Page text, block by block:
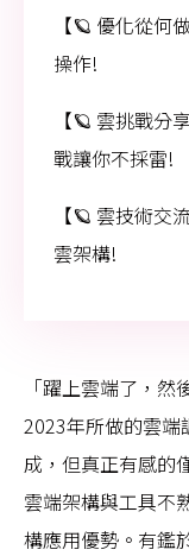
【🪐 優化從何
操作!
【🪐 雲挑戰分
戰讓你不採雷!
【🪐 雲技術交
雲架構!
「躍上雲端了，
2023年所做的雲端
成，但真正有感的
雲端架構與工具不
構應用優勢。有鑑